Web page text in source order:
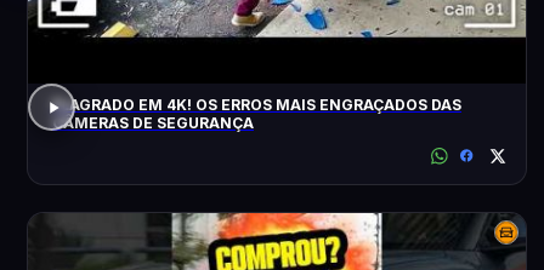
FLAGRADO EM 4K! OS ERROS MAIS ENGRAÇADOS DAS
CÂMERAS DE SEGURANÇA